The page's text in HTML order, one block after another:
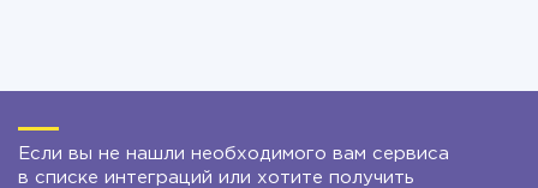
Если вы не нашли необходимого вам сервиса
в списке интеграций или хотите получить